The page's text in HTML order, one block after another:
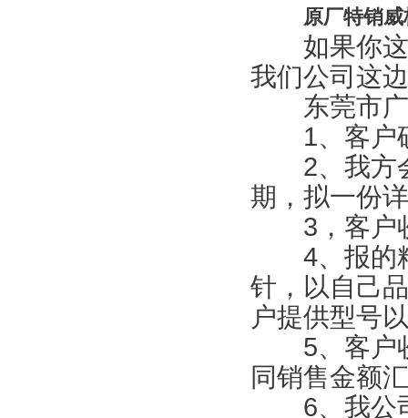
原厂特销
如果你这
我们公司这
东莞市广
1、客户确
2、我方会
期，拟一份
3，客户收
4、报的精
针，以自己
户提供型号
5、客户收
同销售金额
6、我公司